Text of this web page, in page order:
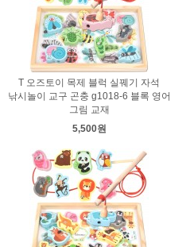
T 오즈토이 목제 블럭 실꿰기 자석
낚시놀이 교구 곤충 g1018-6 블록 영어
그림 교재
5,500원